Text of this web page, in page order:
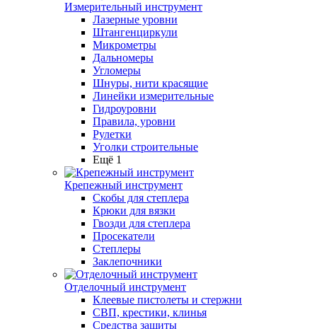
Измерительный инструмент
Лазерные уровни
Штангенциркули
Микрометры
Дальномеры
Угломеры
Шнуры, нити красящие
Линейки измерительные
Гидроуровни
Правила, уровни
Рулетки
Уголки строительные
Ещё 1
Крепежный инструмент
Скобы для степлера
Крюки для вязки
Гвозди для степлера
Просекатели
Степлеры
Заклепочники
Отделочный инструмент
Клеевые пистолеты и стержни
СВП, крестики, клинья
Средства защиты